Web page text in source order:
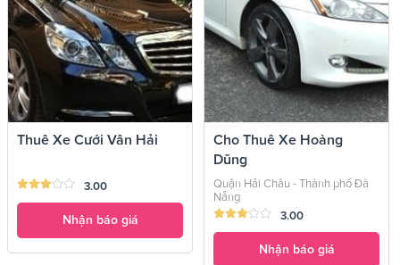
Thuê Xe Cưới Vân Hải
3.00
Nhận báo giá
Cho Thuê Xe Hoàng
Dũng
Quận Hải Châu - Thành phố Đà
Nẵng
3.00
Nhận báo giá